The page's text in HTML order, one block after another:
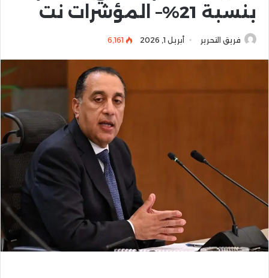
بنسبة 21%– المؤشرات نت
فريق التحرير أبريل 1, 2026 6٬161